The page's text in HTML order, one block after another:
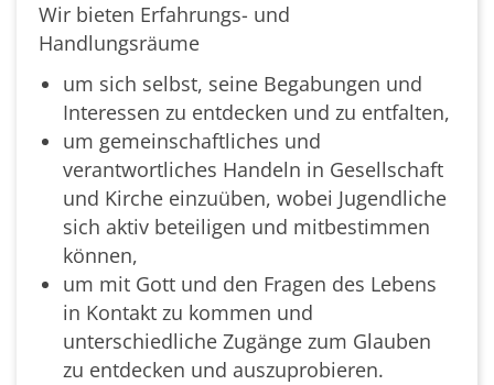
Wir bieten Erfahrungs- und
Handlungsräume
um sich selbst, seine Begabungen und
Interessen zu entdecken und zu entfalten,
um gemeinschaftliches und
verantwortliches Handeln in Gesellschaft
und Kirche einzuüben, wobei Jugendliche
sich aktiv beteiligen und mitbestimmen
können,
um mit Gott und den Fragen des Lebens
in Kontakt zu kommen und
unterschiedliche Zugänge zum Glauben
zu entdecken und auszuprobieren.